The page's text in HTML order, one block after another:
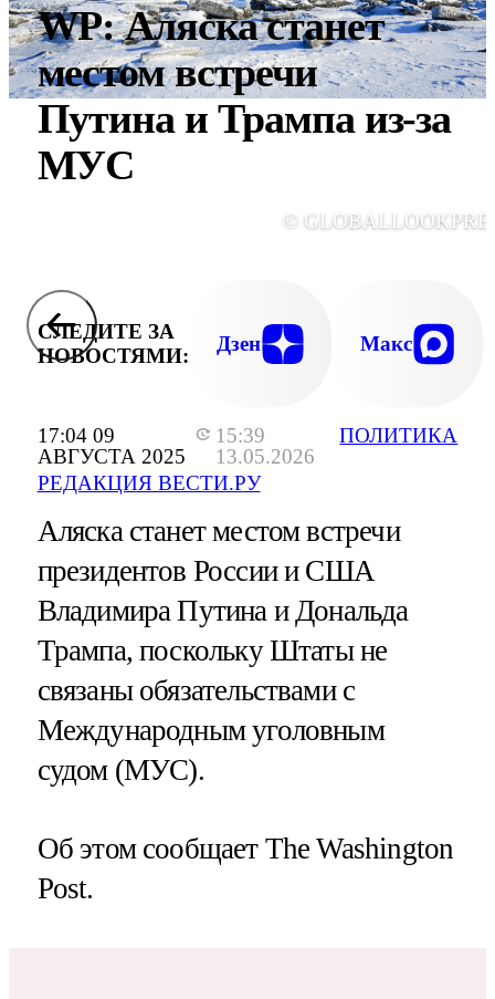
17:04 09
АВГУСТА 2025
15:39
13.05.2026
РЕДАКЦИЯ ВЕСТИ.РУ
ПОЛИТИКА
WP: Аляска станет
местом встречи
Путина и Трампа из-за
МУС
©
СЛЕДИТЕ ЗА
НОВОСТЯМИ:
Дзен Макс
Аляска станет местом встречи
президентов России и США
Владимира Путина и Дональда
Трампа, поскольку Штаты не
связаны обязательствами с
Международным уголовным
судом (МУС).
Об этом сообщает The Washington
Post.